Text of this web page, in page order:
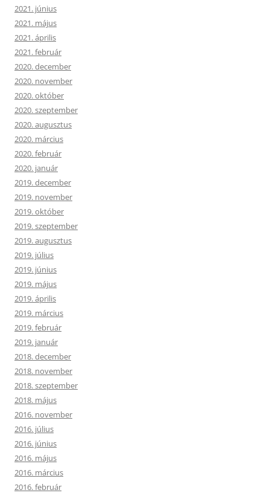
2021. június
2021. május
2021. április
2021. február
2020. december
2020. november
2020. október
2020. szeptember
2020. augusztus
2020. március
2020. február
2020. január
2019. december
2019. november
2019. október
2019. szeptember
2019. augusztus
2019. július
2019. június
2019. május
2019. április
2019. március
2019. február
2019. január
2018. december
2018. november
2018. szeptember
2018. május
2016. november
2016. július
2016. június
2016. május
2016. március
2016. február